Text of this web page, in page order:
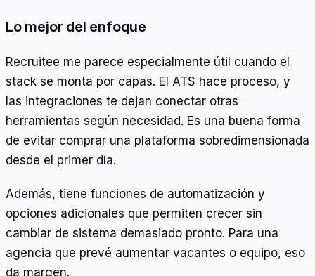
Lo mejor del enfoque
Recruitee me parece especialmente útil cuando el
stack se monta por capas. El ATS hace proceso, y
las integraciones te dejan conectar otras
herramientas según necesidad. Es una buena forma
de evitar comprar una plataforma sobredimensionada
desde el primer día.
Además, tiene funciones de automatización y
opciones adicionales que permiten crecer sin
cambiar de sistema demasiado pronto. Para una
agencia que prevé aumentar vacantes o equipo, eso
da margen.